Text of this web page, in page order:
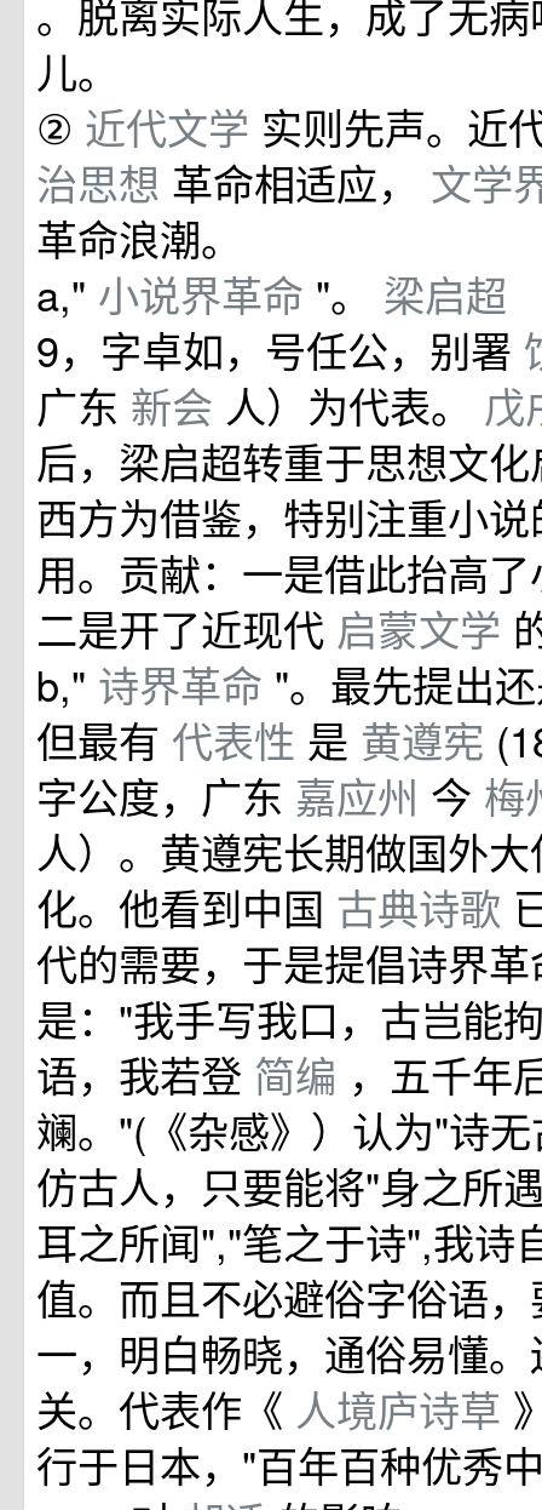
。脱离实际人生，成了无
儿。
② 近代文学 实则先声。近
治思想 革命相适应， 文学
革命浪潮。
a," 小说界革命 "。 梁启超
9，字卓如，号任公，别署
广东 新会 人）为代表。 戊
后，梁启超转重于思想文
西方为借鉴，特别注重小
用。贡献：一是借此抬高
二是开了近现代 启蒙文学
b," 诗界革命 "。最先提出
但最有 代表性 是 黄遵宪
字公度，广东 嘉应州 今
人）。黄遵宪长期做国外
化。他看到中国 古典诗歌
代的需要，于是提倡诗界
是："我手写我口，古岂能
语，我若登 简编 ，五千年
斓。"(《杂感》）认为"诗
仿古人，只要能将"身之所
耳之所闻","笔之于诗",我诗
值。而且不必避俗字俗语
一，明白畅晓，通俗易懂
关。代表作《 人境庐诗草
行于日本，"百年百种优秀